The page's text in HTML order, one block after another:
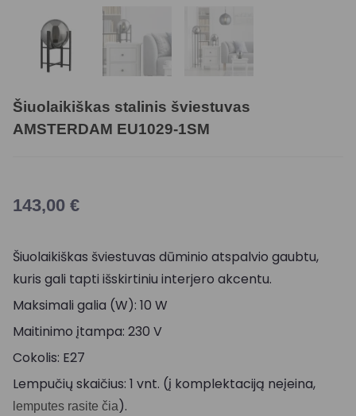
Šiuolaikiškas stalinis šviestuvas
AMSTERDAM EU1029-1SM
143,00 €
Šiuolaikiškas šviestuvas dūminio atspalvio gaubtu,
kuris gali tapti išskirtiniu interjero akcentu.
Maksimali galia (W): 10 W
Maitinimo įtampa: 230 V
Cokolis: E27
Lempučių skaičius: 1 vnt. (į komplektaciją neįeina,
lemputes rasite čia).